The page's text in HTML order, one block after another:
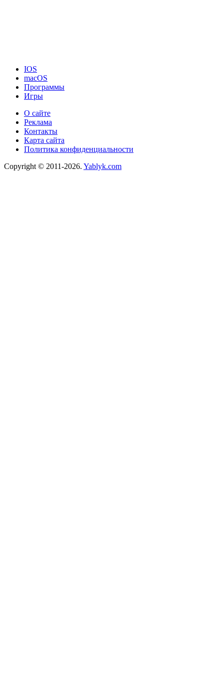
IOS
macOS
Программы
Игры
О сайте
Реклама
Контакты
Карта сайта
Политика конфиденциальности
Copyright © 2011-2026. Yablyk.сom